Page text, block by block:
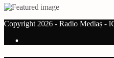
Copyright 2026 - Radio Mediaș -